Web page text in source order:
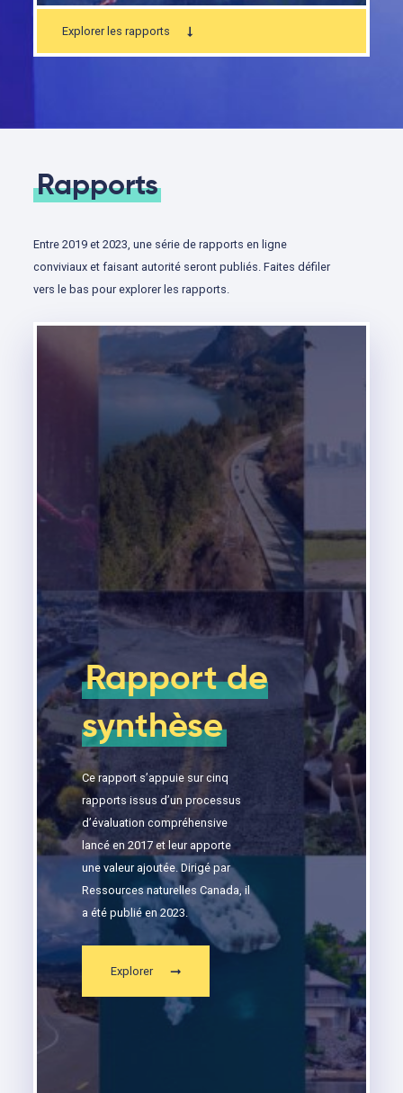
Explorer les rapports
Rapports
Entre 2019 et 2023, une série de rapports en ligne
conviviaux et faisant autorité seront publiés. Faites défiler
vers le bas pour explorer les rapports.
Rapport de
synthèse
Ce rapport s’appuie sur cinq
rapports issus d’un processus
d’évaluation compréhensive
lancé en 2017 et leur apporte
une valeur ajoutée. Dirigé par
Ressources naturelles Canada, il
a été publié en 2023.
Explorer